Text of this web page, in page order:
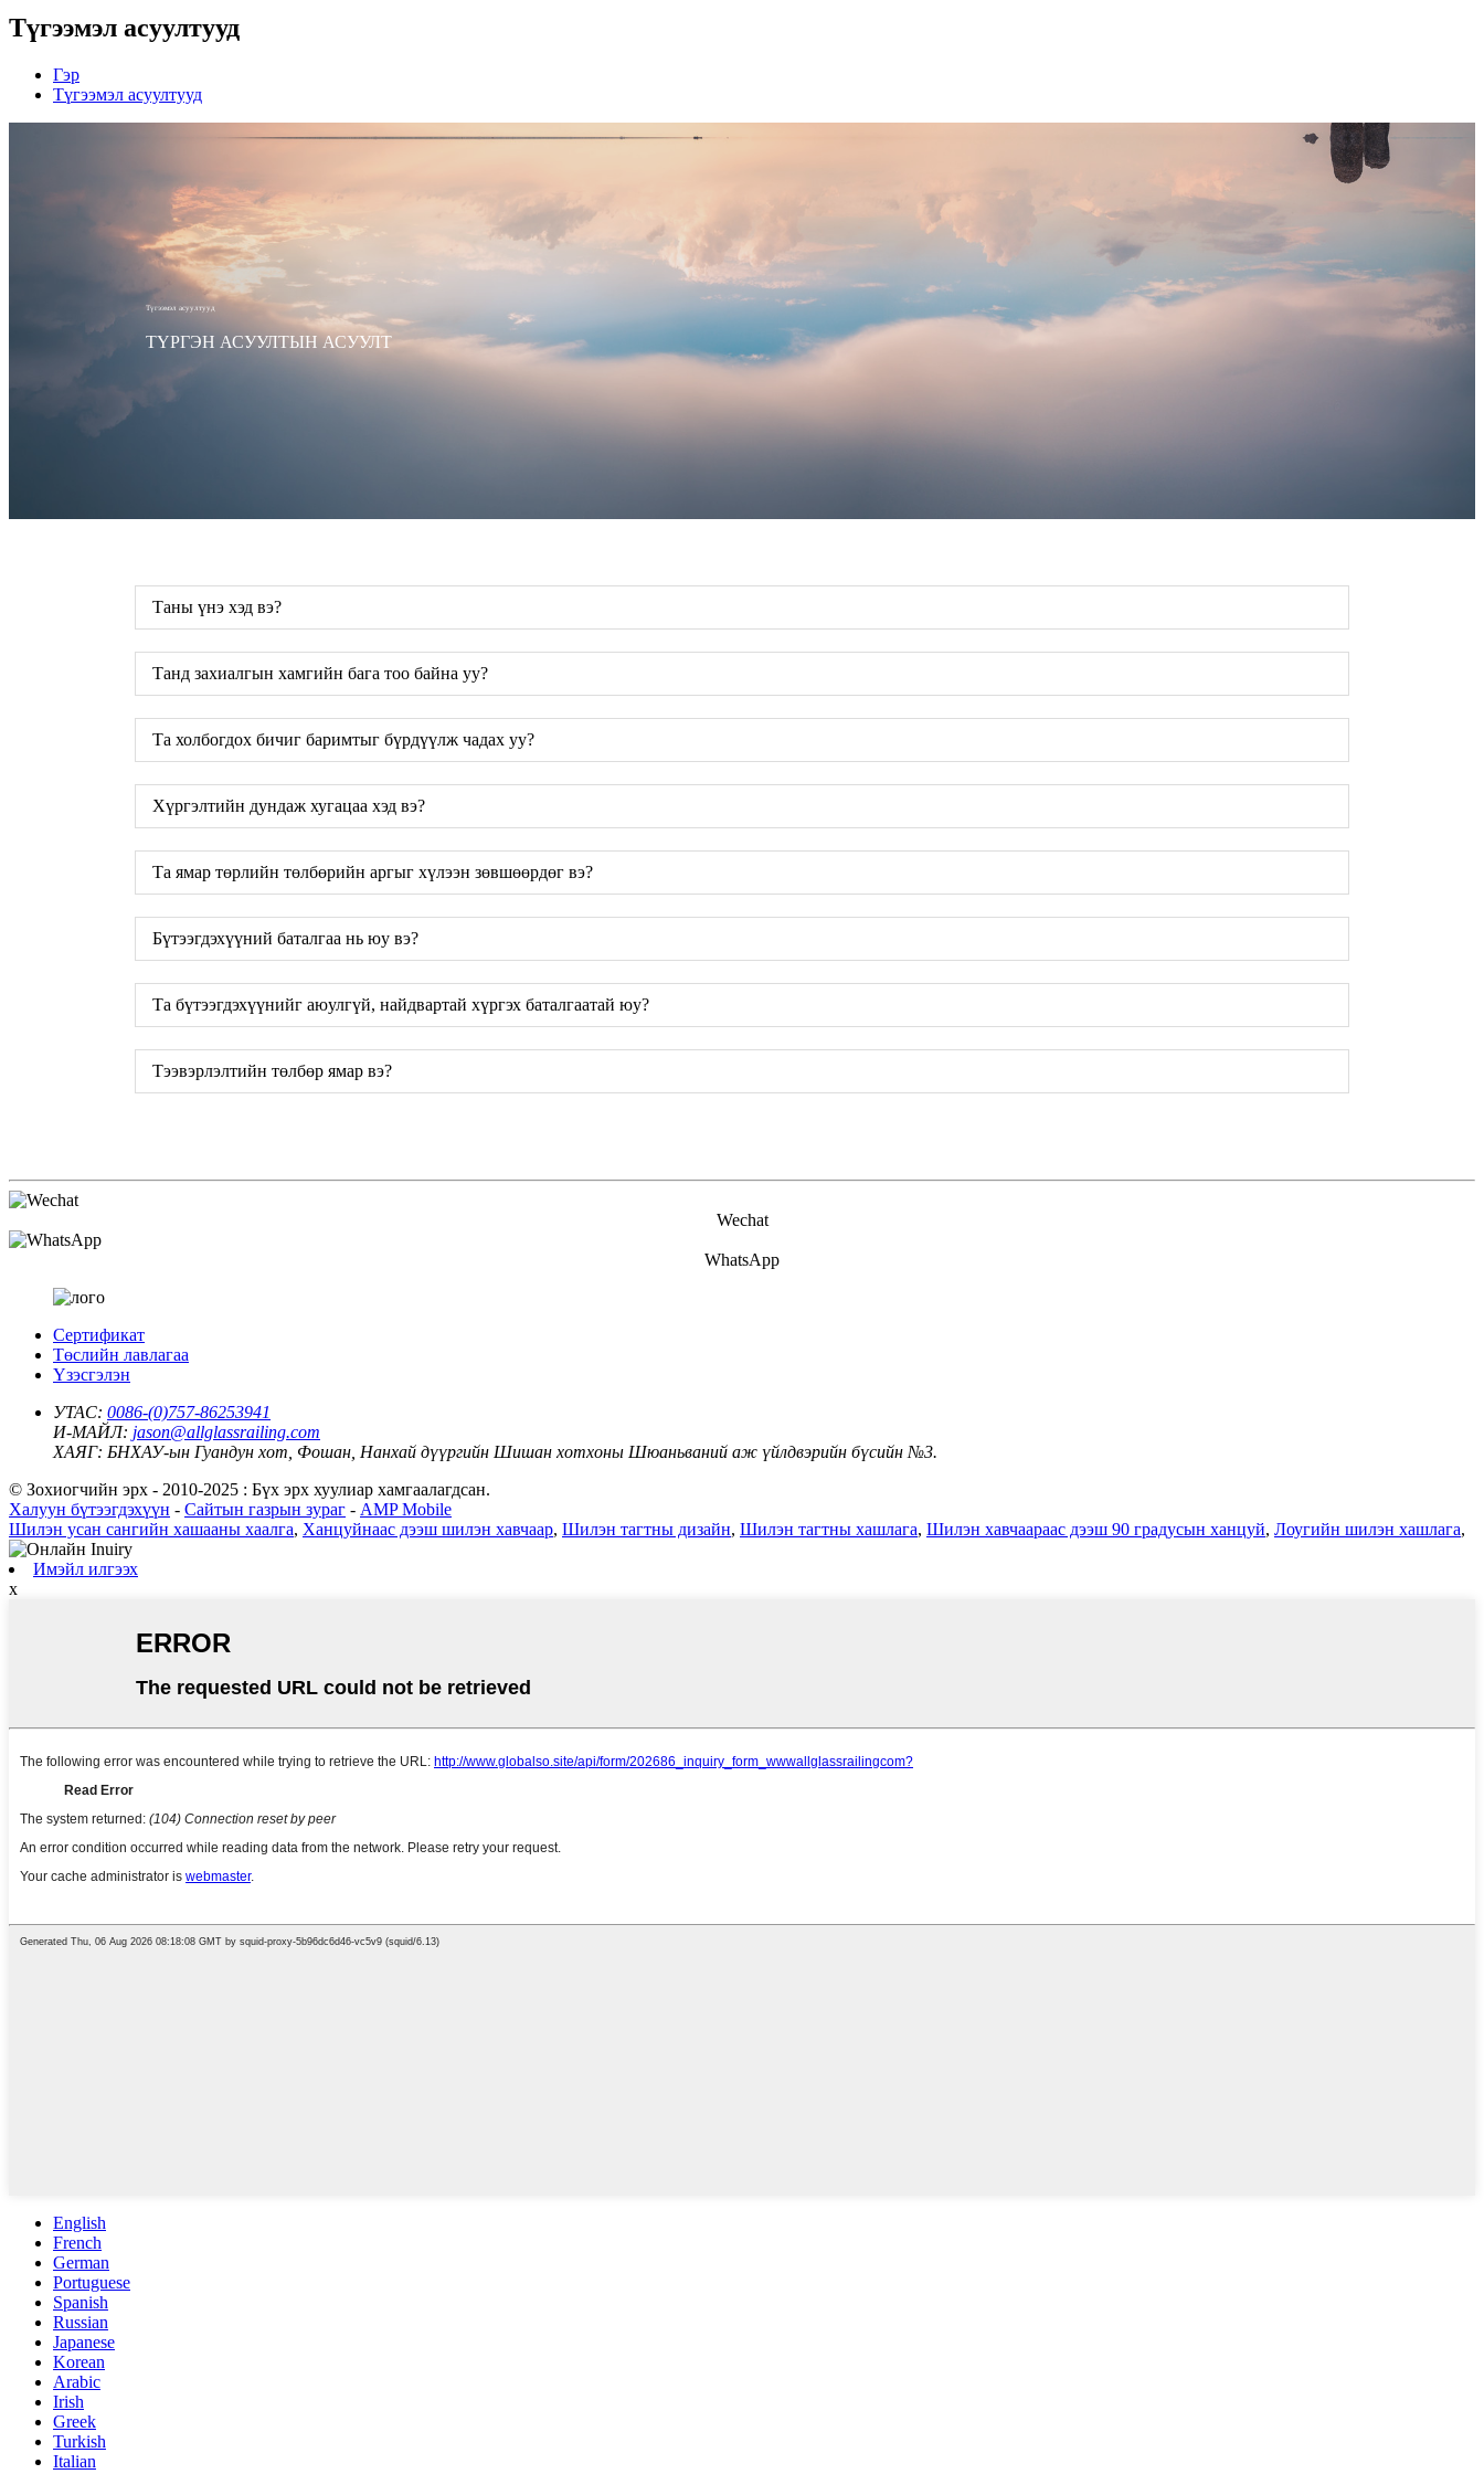
Түгээмэл асуултууд
Гэр
Түгээмэл асуултууд
Түгээмэл асуултууд
ТҮРГЭН АСУУЛТЫН АСУУЛТ
Таны үнэ хэд вэ?
Танд захиалгын хамгийн бага тоо байна уу?
Та холбогдох бичиг баримтыг бүрдүүлж чадах уу?
Хүргэлтийн дундаж хугацаа хэд вэ?
Та ямар төрлийн төлбөрийн аргыг хүлээн зөвшөөрдөг вэ?
Бүтээгдэхүүний баталгаа нь юу вэ?
Та бүтээгдэхүүнийг аюулгүй, найдвартай хүргэх баталгаатай юу?
Тээвэрлэлтийн төлбөр ямар вэ?
Wechat
WhatsApp
Сертификат
Төслийн лавлагаа
Үзэсгэлэн
УТАС: 0086-(0)757-86253941
И-МАЙЛ: jason@allglassrailing.com
ХАЯГ: БНХАУ-ын Гуандун хот, Фошан, Нанхай дүүргийн Шишан хотхоны Шюаньваний аж үйлдвэрийн бүсийн №3.
© Зохиогчийн эрх - 2010-2025 : Бүх эрх хуулиар хамгаалагдсан.
Халуун бүтээгдэхүүн - Сайтын газрын зураг - AMP Mobile
Шилэн усан сангийн хашааны хаалга, Ханцуйнаас дээш шилэн хавчаар, Шилэн тагтны дизайн, Шилэн тагтны хашлага, Шилэн хавчаараас дээш 90 градусын ханцуй, Лоугийн шилэн хашлага,
Имэйл илгээх
x
English
French
German
Portuguese
Spanish
Russian
Japanese
Korean
Arabic
Irish
Greek
Turkish
Italian